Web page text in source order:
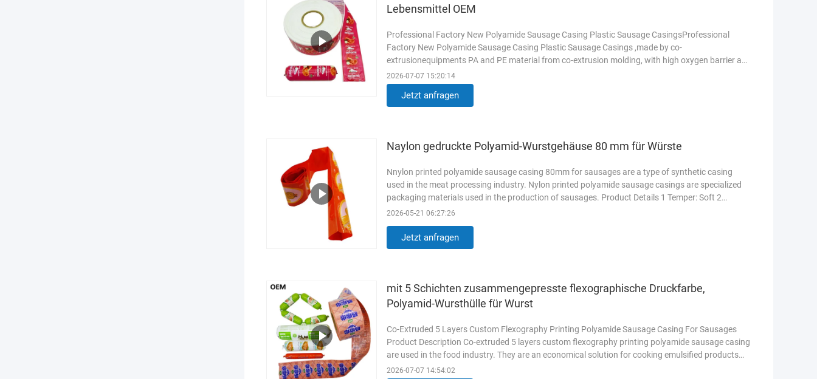
Lebensmittel OEM
Professional Factory New Polyamide Sausage Casing Plastic Sausage CasingsProfessional
Factory New Polyamide Sausage Casing Plastic Sausage Casings ,made by co-
extrusionequipments PA and PE material from co-extrusion molding, with high oxygen barrier and
high waterbarrier.Gold Colour 5 Layers ...
2026-07-07 15:20:14
Jetzt anfragen
Naylon gedruckte Polyamid-Wurstgehäuse 80 mm für Würste
Nnylon printed polyamide sausage casing 80mm for sausages are a type of synthetic casing
used in the meat processing industry. Nylon printed polyamide sausage casings are specialized
packaging materials used in the production of sausages. Product Details 1 Temper: Soft 2
Structure Single layer 3 ...
2026-05-21 06:27:26
Jetzt anfragen
mit 5 Schichten zusammengepresste flexographische Druckfarbe,
Polyamid-Wursthülle für Wurst
Co-Extruded 5 Layers Custom Flexography Printing Polyamide Sausage Casing For Sausages
Product Description Co-extruded 5 layers custom flexography printing polyamide sausage casing
are used in the food industry. They are an economical solution for cooking emulsified products
such as turkey breast ...
2026-07-07 14:54:02